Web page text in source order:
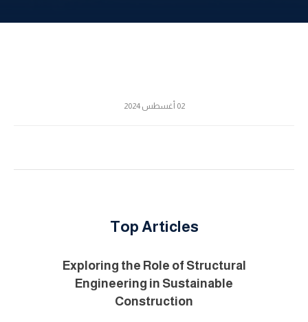
02 أغسطس 2024
Top Articles
Exploring the Role of Structural
Engineering in Sustainable
Construction